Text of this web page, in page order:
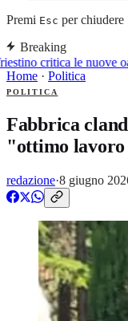
Premi Esc per chiudere
Breaking
critica le nuove
Home · Politica
POLITICA
Fabbrica
"ottimo
redazione·8 giugno